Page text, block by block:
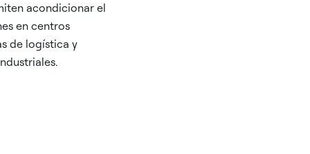
acondicionar el
en centros
de logística y